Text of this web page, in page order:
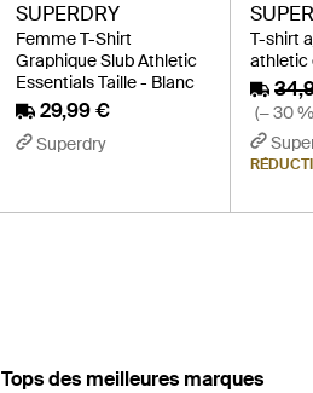
SUPERDRY
Femme T-Shirt
Graphique Slub Athletic
Essentials Taille - Blanc
29,99 €
Superdry
T-shirt
athletic
(− 30
‪Tops‬ des meilleures marques